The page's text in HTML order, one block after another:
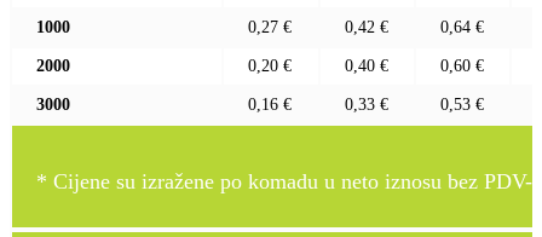
1000 0,27 € 0,42 € 0,64 €
2000 0,20 € 0,40 € 0,60 €
3000 0,16 € 0,33 € 0,53 €
* Cijene su izražene po komadu u neto iznosu bez PDV-